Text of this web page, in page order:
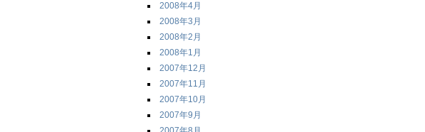
2008年4月
2008年3月
2008年2月
2008年1月
2007年12月
2007年11月
2007年10月
2007年9月